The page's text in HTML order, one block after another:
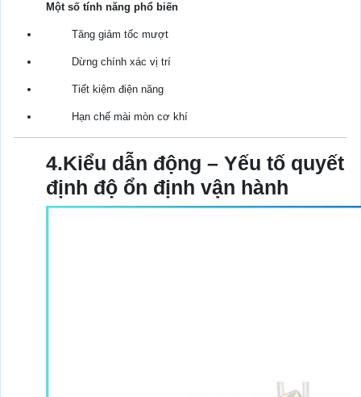
Một số tính năng phổ biến
Tăng giảm tốc mượt
Dừng chính xác vị trí
Tiết kiệm điện năng
Hạn chế mài mòn cơ khí
4.Kiểu dẫn động – Yếu tố quyết
định độ ổn định vận hành